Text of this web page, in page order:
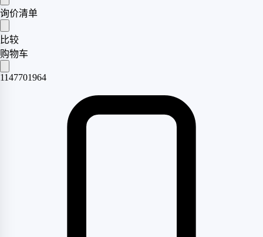
询价清单
比较
购物车
1147701964